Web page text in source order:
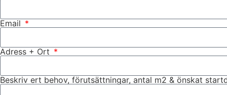
Email
Adress + Ort
Beskriv ert behov, förutsättningar, antal m2 & önskat